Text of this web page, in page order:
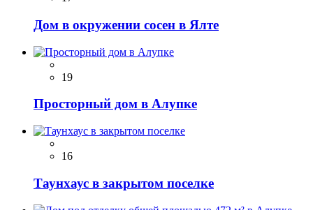
Дом в окружении сосен в Ялте
19
Просторный дом в Алупке
16
Таунхаус в закрытом поселке